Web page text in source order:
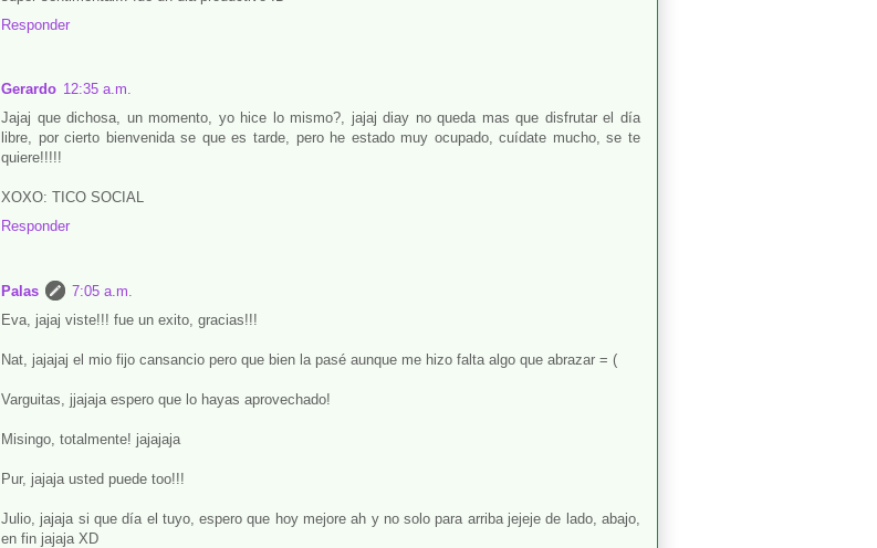
Responder
Gerardo 12:35 a.m.
Jajaj que dichosa, un momento, yo hice lo mismo?, jajaj diay no queda mas que disfrutar el día
libre, por cierto bienvenida se que es tarde, pero he estado muy ocupado, cuídate mucho, se te
quiere!!!!!
XOXO: TICO SOCIAL
Responder
Palas
7:05 a.m.
Eva, jajaj viste!!! fue un exito, gracias!!!
Nat, jajajaj el mio fijo cansancio pero que bien la pasé aunque me hizo falta algo que abrazar = (
Varguitas, jjajaja espero que lo hayas aprovechado!
Misingo, totalmente! jajajaja
Pur, jajaja usted puede too!!!
Julio, jajaja si que día el tuyo, espero que hoy mejore ah y no solo para arriba jejeje de lado, abajo,
en fin jajaja XD